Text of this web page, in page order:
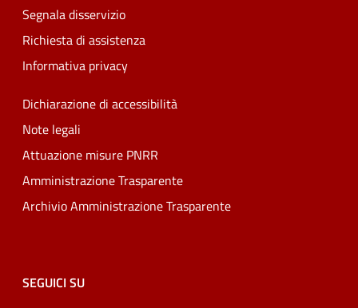
Segnala disservizio
Richiesta di assistenza
Informativa privacy
Dichiarazione di accessibilità
Note legali
Attuazione misure PNRR
Amministrazione Trasparente
Archivio Amministrazione Trasparente
SEGUICI SU